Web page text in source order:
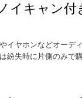
イキャン付
イヤホンなどオーデ
紛失時に片側のみで